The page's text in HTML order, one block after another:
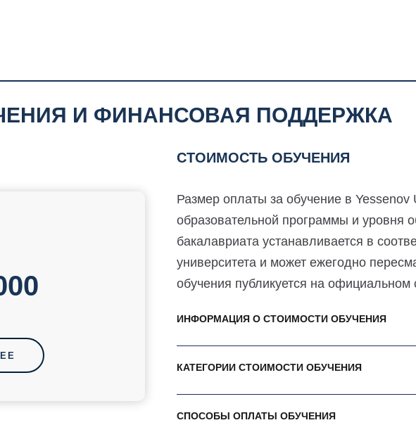
И ФИНАНСОВАЯ ПОДДЕРЖКА
СТОИМОСТЬ ОБУЧЕНИЯ
Размер оплаты за обучение в Yessenov
образовательной программы и уровня
бакалавриата устанавливается в
университета и может ежегодно
обучения публикуется на официальном
ИНФОРМАЦИЯ О СТОИМОСТИ ОБУЧЕНИЯ
КАТЕГОРИИ СТОИМОСТИ ОБУЧЕНИЯ
СПОСОБЫ ОПЛАТЫ ОБУЧЕНИЯ